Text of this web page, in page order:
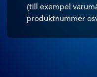
(till exempel
produktnummer